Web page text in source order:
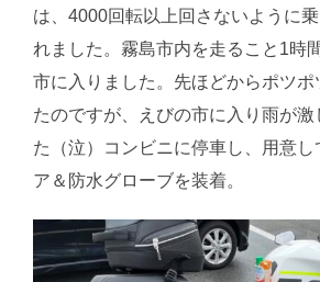
は、4000回転以上回さないように
れました。霧島市内を走ること1時
市に入りました。先ほどからポツポ
たのですが、えびの市に入り雨が激
た（泣）コンビニに停車し、用意
ア＆防水グローブを装着。